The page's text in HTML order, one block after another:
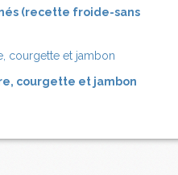
(recette froide-sans
courgette et jambon